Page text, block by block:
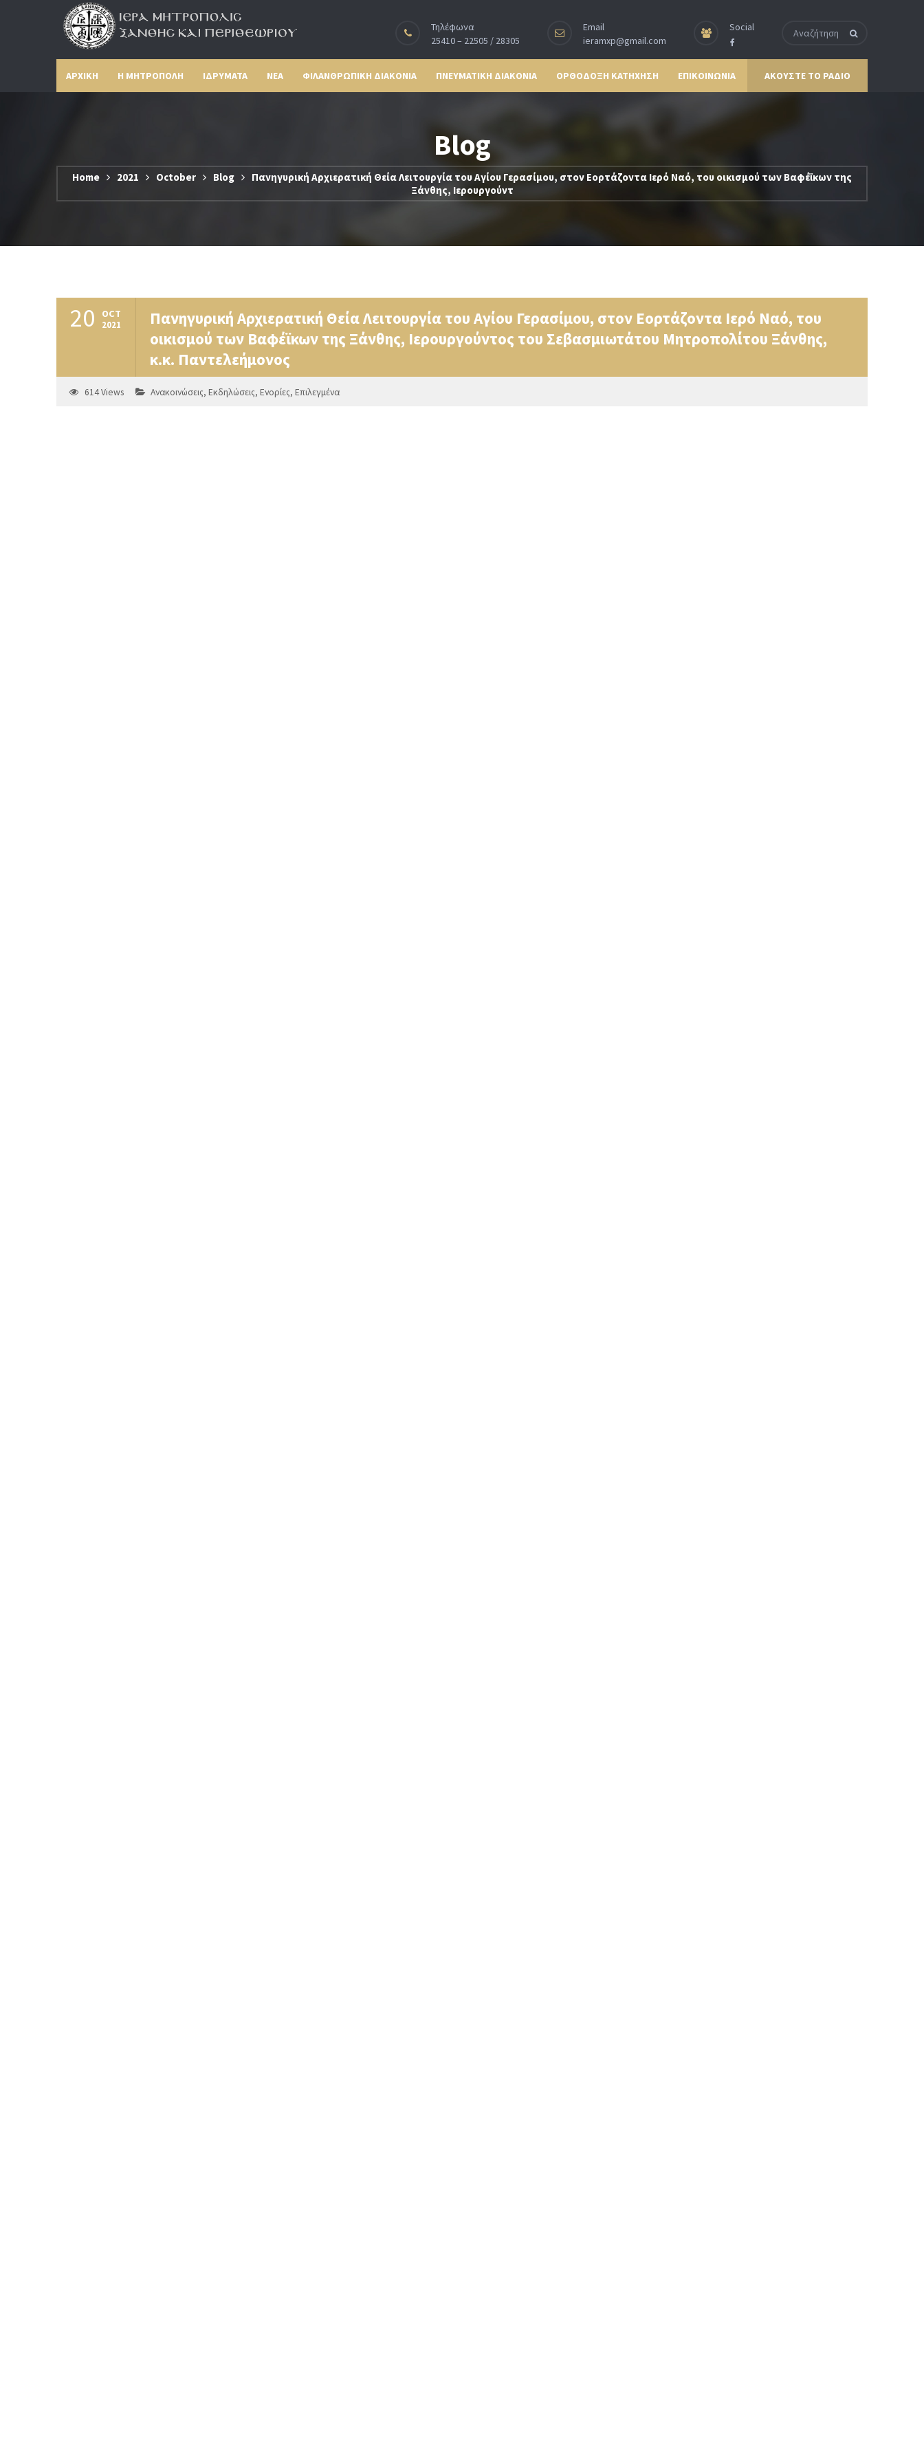
Τηλέφωνα
25410 – 22505 / 28305
Email
ieramxp@gmail.com
Social
ΑΡΧΙΚΗ Η ΜΗΤΡΟΠΟΛΗ ΙΔΡΥΜΑΤΑ ΝΕΑ ΦΙΛΑΝΘΡΩΠΙΚΗ ΔΙΑΚΟΝΙΑ ΠΝΕΥΜΑΤΙΚΗ ΔΙΑΚΟΝΙΑ ΟΡΘΟΔΟΞΗ ΚΑΤΗΧΗΣΗ ΕΠΙΚΟΙΝΩΝΙΑ ΑΚΟΥΣΤΕ ΤΟ ΡΑΔΙΟ
Blog
Home 2021 October Blog
Πανηγυρική Αρχιερατική Θεία Λειτουργία του Αγίου Γερασίμου, στον Εορτάζοντα Ιερό Ναό, του οικισμού των Βαφέϊκων της
Ξάνθης, Ιερουργούντ
20 OCT
2021
Πανηγυρική Αρχιερατική Θεία Λειτουργία του Αγίου Γερασίμου, στον Εορτάζοντα Ιερό Ναό, του
οικισμού των Βαφέϊκων της Ξάνθης, Ιερουργούντος του Σεβασμιωτάτου Μητροπολίτου Ξάνθης,
κ.κ. Παντελεήμονος
614Views Ανακοινώσεις, Εκδηλώσεις, Ενορίες, Επιλεγμένα